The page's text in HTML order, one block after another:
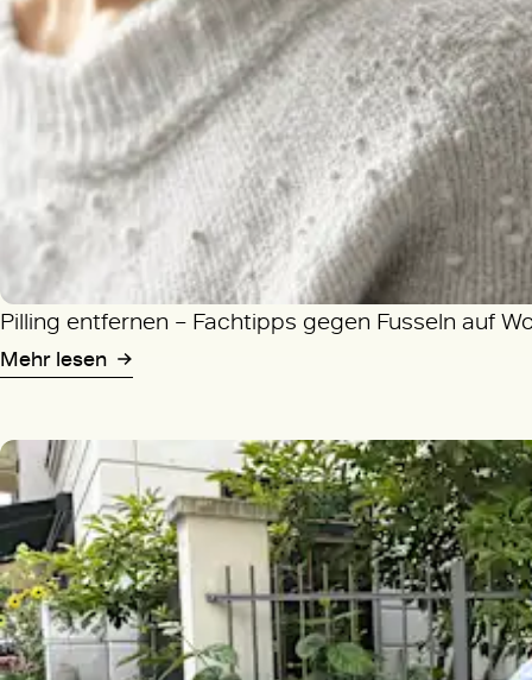
Pilling entfernen – Fachtipps gegen Fusseln auf
Mehr lesen